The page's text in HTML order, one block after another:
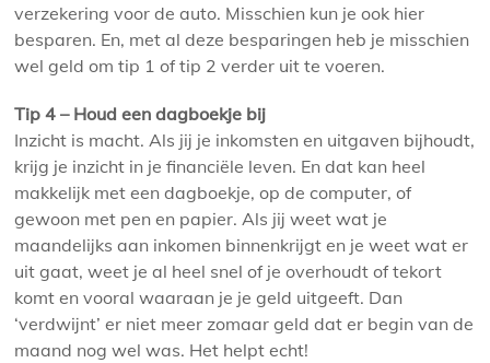
verzekering voor de auto. Misschien kun je ook hier
besparen. En, met al deze besparingen heb je misschien
wel geld om tip 1 of tip 2 verder uit te voeren.
Tip 4 – Houd een dagboekje bij
Inzicht is macht. Als jij je inkomsten en uitgaven bijhoudt,
krijg je inzicht in je financiële leven. En dat kan heel
makkelijk met een dagboekje, op de computer, of
gewoon met pen en papier. Als jij weet wat je
maandelijks aan inkomen binnenkrijgt en je weet wat er
uit gaat, weet je al heel snel of je overhoudt of tekort
komt en vooral waaraan je je geld uitgeeft. Dan
‘verdwijnt’ er niet meer zomaar geld dat er begin van de
maand nog wel was. Het helpt echt!